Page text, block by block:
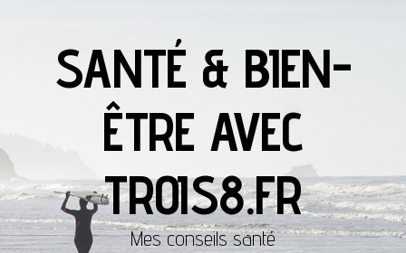
SANTÉ & BIEN-
ÊTRE AVEC
TROIS8.FR
Mes conseils santé